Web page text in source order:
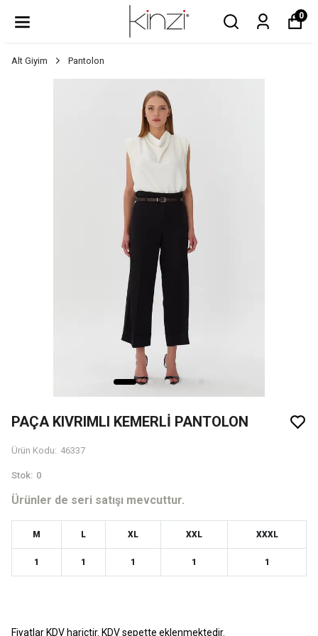
0
Alt Giyim Pantolon
PAÇA KIVRIMLI KEMERLİ PANTOLON
Ürün Kodu: 46337
Stok: 0
Ürünler de seri satışı mevcuttur.
M L XL XXL XXXL
1 1 1 1 1
Fiyatlar KDV hariçtir. KDV sepette eklenmektedir.